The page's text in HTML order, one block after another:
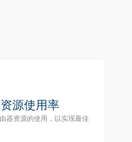
源使用率
器资源的使用，以实现最佳